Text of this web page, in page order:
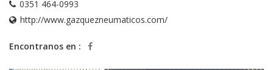
0351 464-0993
http://www.gazquezneumaticos.com/
Encontranos en :